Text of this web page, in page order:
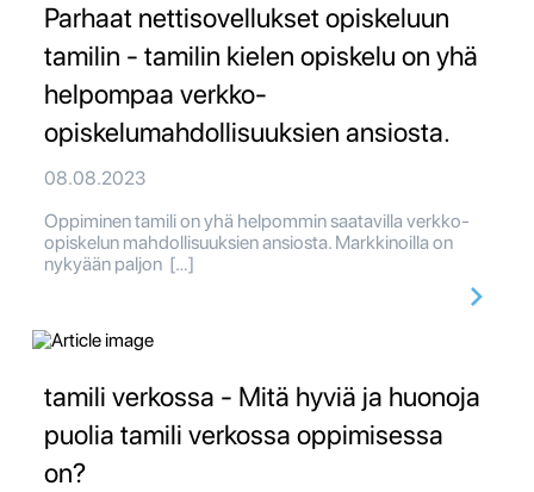
Parhaat nettisovellukset opiskeluun
tamilin - tamilin kielen opiskelu on yhä
helpompaa verkko-
opiskelumahdollisuuksien ansiosta.
08.08.2023
Oppiminen tamili on yhä helpommin saatavilla verkko-
opiskelun mahdollisuuksien ansiosta. Markkinoilla on
nykyään paljon […]
tamili verkossa - Mitä hyviä ja huonoja
puolia tamili verkossa oppimisessa
on?